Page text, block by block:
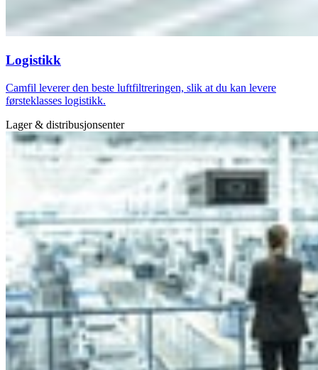
Logistikk
Camfil leverer den beste luftfiltreringen, slik at du kan levere
førsteklasses logistikk.
Lager & distribusjonsenter